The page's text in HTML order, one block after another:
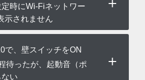
時にWi-Fiネットワー
示されません
で、壁スイッチをON
待ったが、起動音（ポ
い